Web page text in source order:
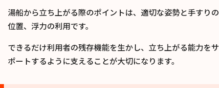
湯船から立ち上がる際のポイントは、適切な姿勢と手すりの
位置、浮力の利用です。
できるだけ利用者の残存機能を生かし、立ち上がる能力をサ
ポートするように支えることが大切になります。